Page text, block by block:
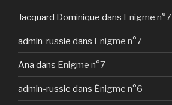
Jacquard Dominique dans Enigme n°7
admin-russie dans Enigme n°7
Ana dans Enigme n°7
admin-russie dans Énigme n°6